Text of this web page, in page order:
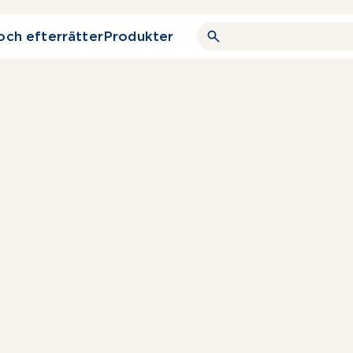
efterrätterProdukter